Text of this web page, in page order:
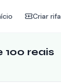
Criar rifa
100 reais